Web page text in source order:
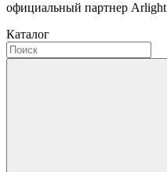
официальный партнер Arlight
Каталог